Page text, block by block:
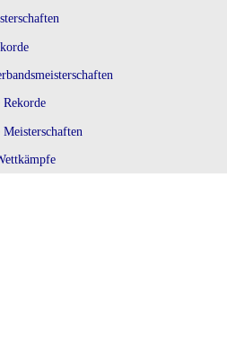
Rekorde
Meisterschaften